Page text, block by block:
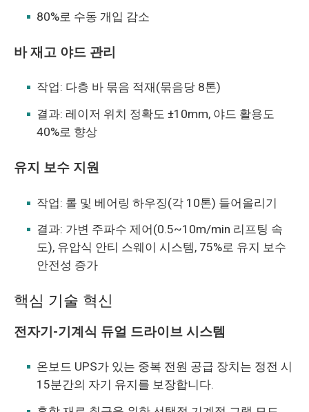
80%로 수동 개입 감소
바 재고 야드 관리
작업: 다층 바 묶음 적재(묶음당 8톤)
결과: 레이저 위치 정확도 ±10mm, 야드 활용도
40%로 향상
유지 보수 지원
작업: 롤 및 베어링 하우징(각 10톤) 들어올리기
결과: 가변 주파수 제어(0.5~10m/min 리프팅 속
도), 유압식 안티 스웨이 시스템, 75%로 유지 보수
안전성 증가
핵심 기술 혁신
전자기-기계식 듀얼 드라이브 시스템
온보드 UPS가 있는 중복 전원 공급 장치는 정전 시
15분간의 자기 유지를 보장합니다.